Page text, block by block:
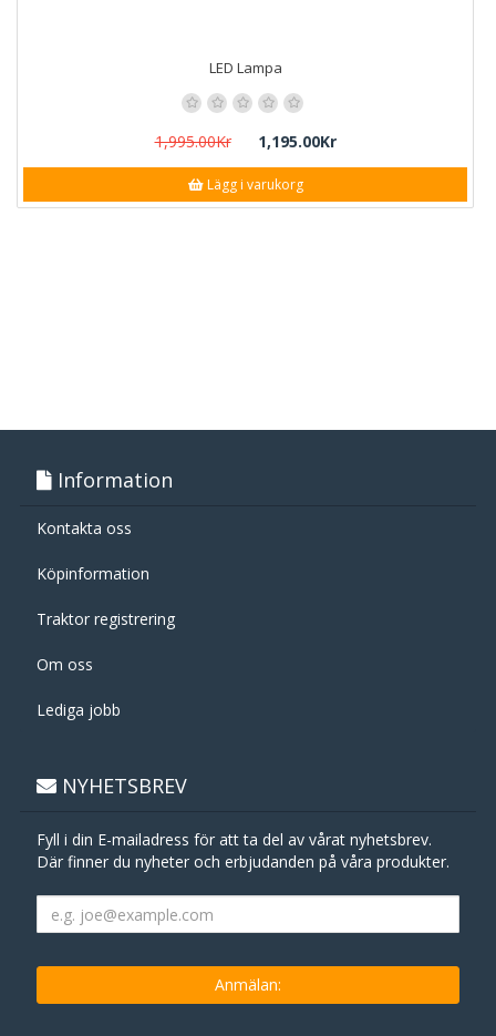
LED Lampa
1,995.00Kr 1,195.00Kr
Lägg i varukorg
Information
Kontakta oss
Köpinformation
Traktor registrering
Om oss
Lediga jobb
NYHETSBREV
Fyll i din E-mailadress för att ta del av vårat nyhetsbrev.
Där finner du nyheter och erbjudanden på våra produkter.